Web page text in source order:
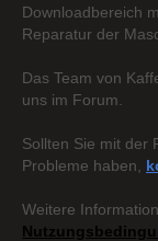
Downloadbereich
Reparatur der
Das Team von
uns im Forum.
Sollten Sie mit der
Probleme haben,
Weitere